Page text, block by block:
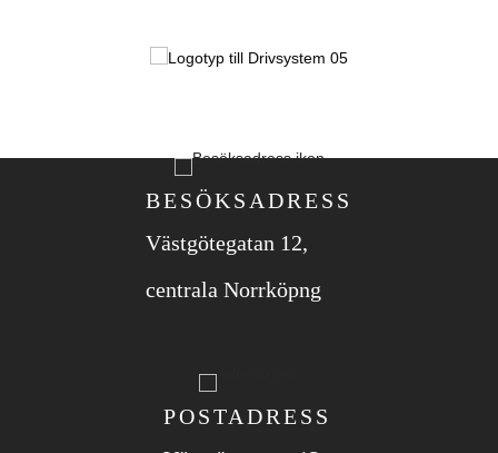
BESÖKSADRESS
Västgötegatan 12,
centrala Norrköpng
POSTADRESS